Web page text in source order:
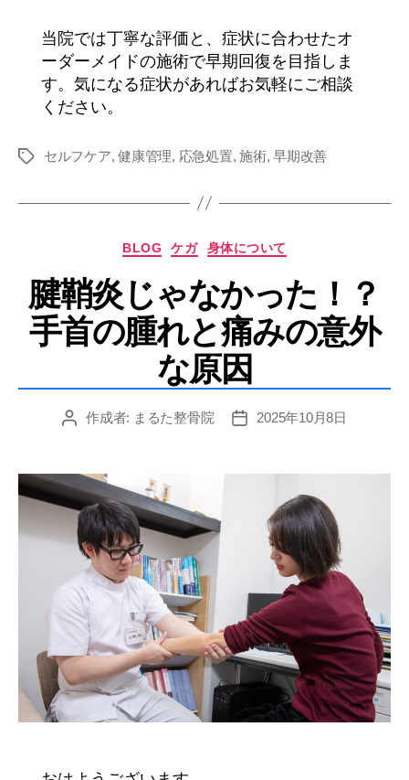
当院では丁寧な評価と、症状に合わせたオ
ーダーメイドの施術で早期回復を目指しま
す。気になる症状があればお気軽にご相談
ください。
タ
セルフケア,健康管理, 応急処置,施術,早期改善
カ
ゴ
リ
ー
BLOG ケガ 身体について
腱鞘炎じゃなかった！？
手首の腫れと痛みの意外
な原因
投 作成者: まるた整骨院
投
2025年10月8日